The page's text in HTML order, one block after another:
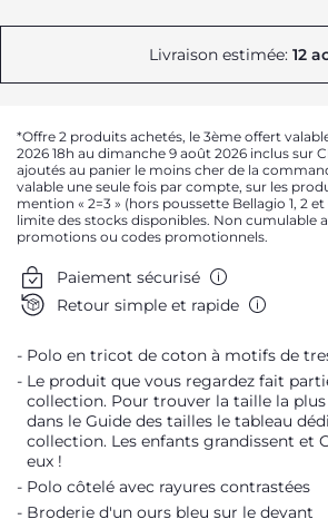
Me
Livraison estimée: 12
*Offre 2 produits achetés, le 3ème offert
2026 18h au dimanche 9 août 2026 inclus sur
ajoutés au panier le moins cher de la
valable une seule fois par compte, sur les
mention « 2=3 » (hors poussette Bellagio 1, 2
limite des stocks disponibles. Non cumulable
promotions ou codes promotionnels.
Paiement sécurisé
Retour simple et rapide
Polo en tricot de coton à motifs de
Le produit que vous regardez fait
collection. Pour trouver la taille la
dans le Guide des tailles le tableau
collection. Les enfants grandissent et
eux !
Polo côtelé avec rayures contrastées
Broderie d'un ours bleu sur le devant